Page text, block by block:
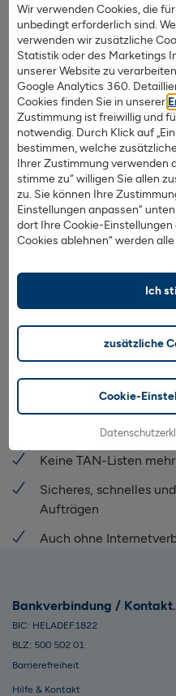
Wir verwenden Cookies, die
unbedingt erforderlich sind.
verwenden wir zusätzliche
Statistik oder des Marketings
unserer Website zu
Google Analytics 360.
Cookies finden Sie in unserer
Zustimmung ist freiwillig und
notwendig. Durch Klick auf
bestimmen, welche
Ihrer Zustimmung verwenden
stimme zu“ willigen Sie allen
zu. Sie können Ihre
Einstellungen anpassen“
dort Ihre Cookie-
Cookies ablehnen“ werden
Ich
zusätzliche
Cookie-
Generator
Für das neue Verfahren
App für Smartphones
Banking angezeigten QR-
verschlüsselten
Wir bieten die App für
iOS ab Version 10
Android ab Version 5
Grundsätzlich empfehlen
Betriebssystem zur
Ihr Smartphone
Transaktionsnummern
Durch den Einsatz
Keine TAN-Listen
Sicheres, schnelles
Aufträgen
Auch ohne
Bankverbindung / Kontakt
BIC: HELADEF1822
BLZ: 500 502 01
Barrierefreiheit
Hilfe & Kontakt